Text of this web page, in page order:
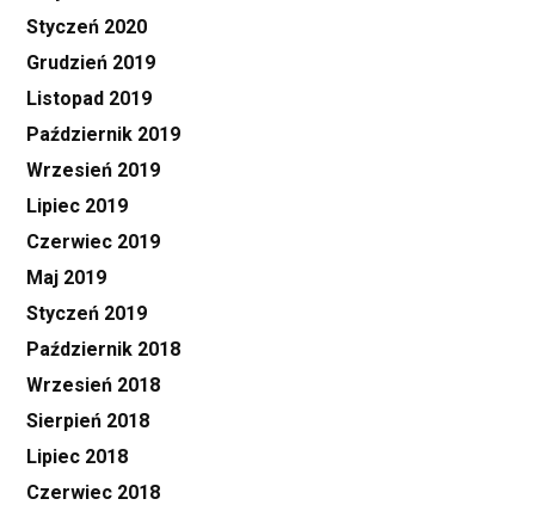
Styczeń 2020
Grudzień 2019
Listopad 2019
Październik 2019
Wrzesień 2019
Lipiec 2019
Czerwiec 2019
Maj 2019
Styczeń 2019
Październik 2018
Wrzesień 2018
Sierpień 2018
Lipiec 2018
Czerwiec 2018